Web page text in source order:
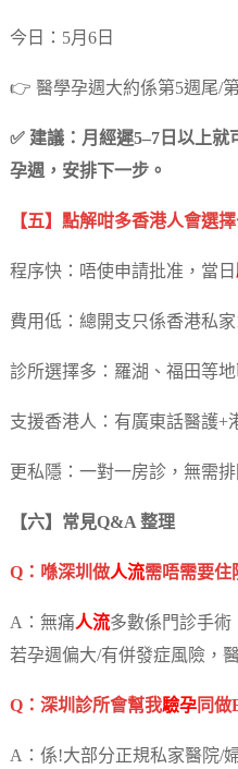
今日：5月6日
👉 醫學孕週大約係第5週尾/
✅ 建議：月經遲5–7日以上就
孕週，安排下一步。
【五】點解咁多香港人會選
程序快：唔使申請批准，當日
費用低：總開支只係香港私家
診所選擇多：羅湖、福田等
支援香港人：有廣東話醫護+
更私隱：一對一房診，無需
【六】常見Q&A 整理
Q：喺深圳做人流需唔需要住
A：無痛人流多數係門診手術
若孕週偏大/有併發症風險，
Q：深圳診所會幫我驗孕同做
A：係!大部分正規私家醫院/